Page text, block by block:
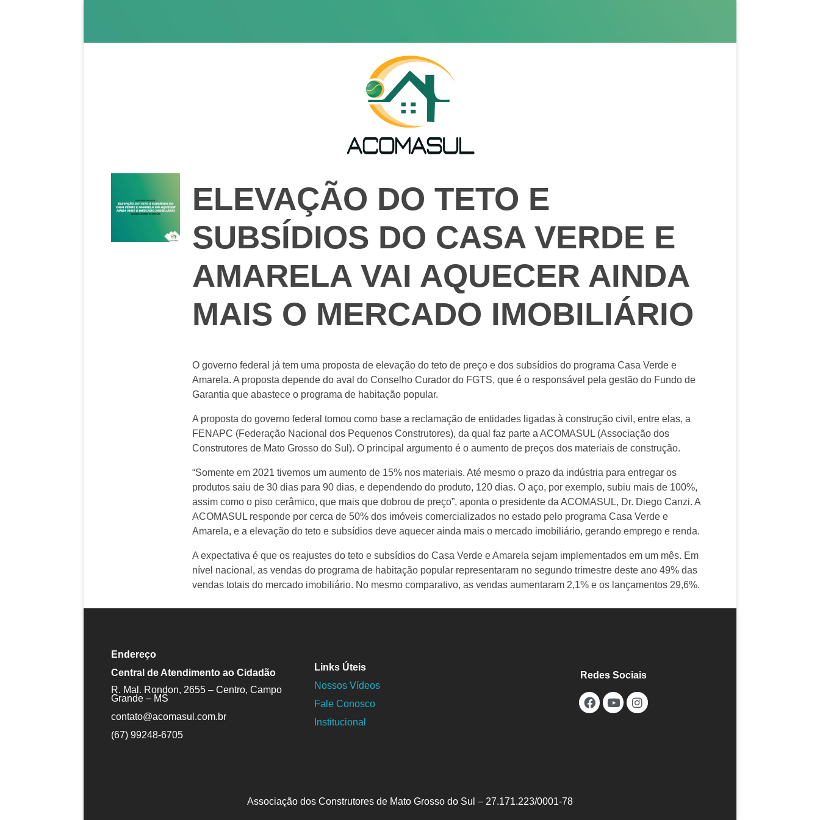
ELEVAÇÃO DO TETO E
SUBSÍDIOS DO CASA VERDE E
AMARELA VAI AQUECER AINDA
MAIS O MERCADO IMOBILIÁRIO
O governo federal já tem uma proposta de elevação do teto de preço e dos subsídios do programa Casa Verde e
Amarela. A proposta depende do aval do Conselho Curador do FGTS, que é o responsável pela gestão do Fundo de
Garantia que abastece o programa de habitação popular.
A proposta do governo federal tomou como base a reclamação de entidades ligadas à construção civil, entre elas, a
FENAPC (Federação Nacional dos Pequenos Construtores), da qual faz parte a ACOMASUL (Associação dos
Construtores de Mato Grosso do Sul). O principal argumento é o aumento de preços dos materiais de construção.
“Somente em 2021 tivemos um aumento de 15% nos materiais. Até mesmo o prazo da indústria para entregar os
produtos saiu de 30 dias para 90 dias, e dependendo do produto, 120 dias. O aço, por exemplo, subiu mais de 100%,
assim como o piso cerâmico, que mais que dobrou de preço”, aponta o presidente da ACOMASUL, Dr. Diego Canzi. A
ACOMASUL responde por cerca de 50% dos imóveis comercializados no estado pelo programa Casa Verde e
Amarela, e a elevação do teto e subsídios deve aquecer ainda mais o mercado imobiliário, gerando emprego e renda.
A expectativa é que os reajustes do teto e subsídios do Casa Verde e Amarela sejam implementados em um mês. Em
nível nacional, as vendas do programa de habitação popular representaram no segundo trimestre deste ano 49% das
vendas totais do mercado imobiliário. No mesmo comparativo, as vendas aumentaram 2,1% e os lançamentos 29,6%.
Endereço
Central de Atendimento ao Cidadão
R. Mal. Rondon, 2655 – Centro, Campo
Grande – MS
contato@acomasul.com.br
(67) 99248-6705
Links Úteis
Nossos Vídeos
Fale Conosco
Institucional
Redes Sociais
Associação dos Construtores de Mato Grosso do Sul – 27.171.223/0001-78